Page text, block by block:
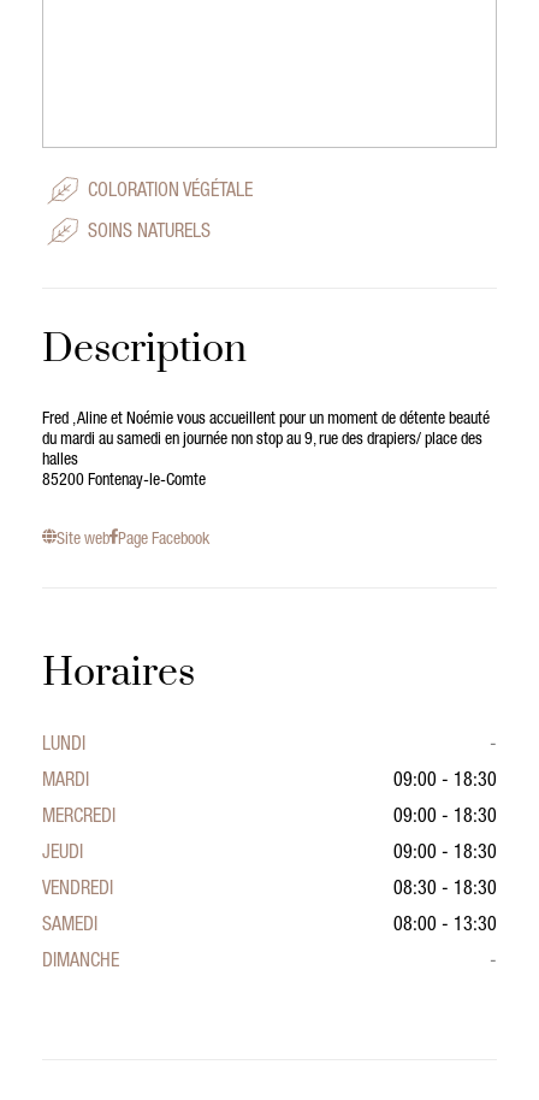
COLORATION VÉGÉTALE
SOINS NATURELS
Description
Fred , Aline et Noémie vous accueillent pour un moment de détente beauté
du mardi au samedi en journée non stop au 9, rue des drapiers/ place des
halles
85200 Fontenay-le-Comte
Site web Page Facebook
Horaires
LUNDI
-
MARDI
09:00 - 18:30
MERCREDI
09:00 - 18:30
JEUDI
09:00 - 18:30
VENDREDI
08:30 - 18:30
SAMEDI
08:00 - 13:30
DIMANCHE
-